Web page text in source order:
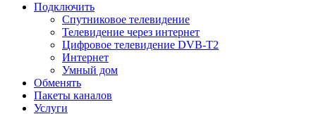
Подключить
Спутниковое телевидение
Телевидение через интернет
Цифровое телевидение DVB-T2
Интернет
Умный дом
Обменять
Пакеты каналов
Услуги